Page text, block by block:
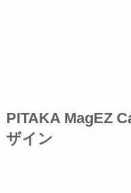
PITAKA MagEZ
ザイン